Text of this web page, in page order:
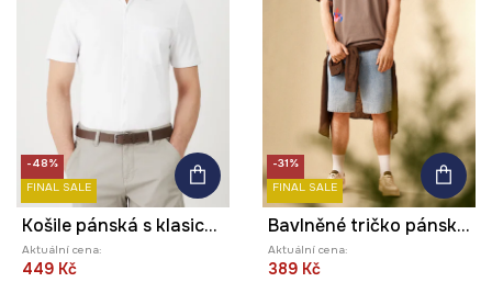
-48%
FINAL SALE
Košile pánská s klasickým límcem, hladký povrch bílá barva
Aktuální cena:
449 Kč
-31%
FINAL SALE
Bavlněné tričko pánské s elastanem by Patrycja Niewiadomska, Sense of Values šedá barva
Aktuální cena:
389 Kč